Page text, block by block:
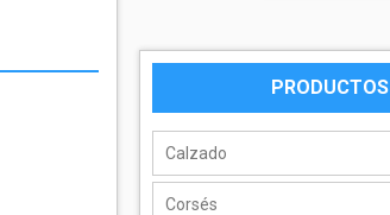
PRODUCTOS
Calzado
Corsés